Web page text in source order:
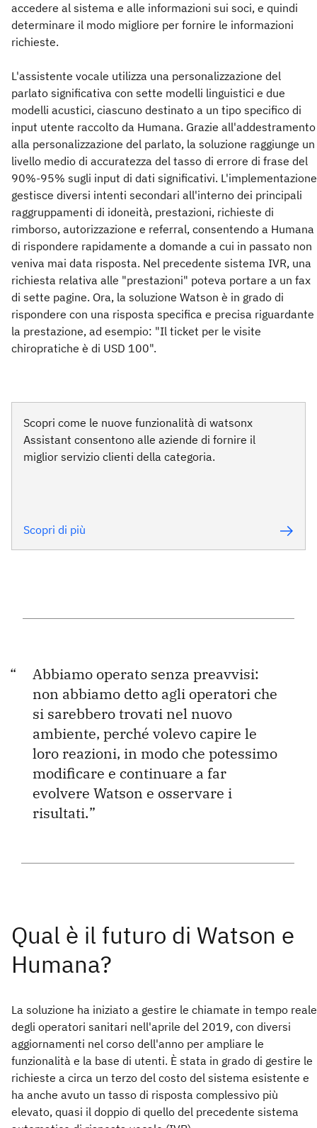
accedere al sistema e alle informazioni sui soci, e quindi
determinare il modo migliore per fornire le informazioni
richieste.
L'assistente vocale utilizza una personalizzazione del
parlato significativa con sette modelli linguistici e due
modelli acustici, ciascuno destinato a un tipo specifico di
input utente raccolto da Humana. Grazie all'addestramento
alla personalizzazione del parlato, la soluzione raggiunge un
livello medio di accuratezza del tasso di errore di frase del
90%-95% sugli input di dati significativi. L'implementazione
gestisce diversi intenti secondari all'interno dei principali
raggruppamenti di idoneità, prestazioni, richieste di
rimborso, autorizzazione e referral, consentendo a Humana
di rispondere rapidamente a domande a cui in passato non
veniva mai data risposta. Nel precedente sistema IVR, una
richiesta relativa alle "prestazioni" poteva portare a un fax
di sette pagine. Ora, la soluzione Watson è in grado di
rispondere con una risposta specifica e precisa riguardante
la prestazione, ad esempio: "Il ticket per le visite
chiropratiche è di USD 100".
Scopri come le nuove funzionalità di watsonx
Assistant consentono alle aziende di fornire il
miglior servizio clienti della categoria.
Scopri di più
Abbiamo operato senza preavvisi:
non abbiamo detto agli operatori che
si sarebbero trovati nel nuovo
ambiente, perché volevo capire le
loro reazioni, in modo che potessimo
modificare e continuare a far
evolvere Watson e osservare i
risultati.
La soluzione ha iniziato a gestire le chiamate in tempo reale
degli operatori sanitari nell'aprile del 2019, con diversi
aggiornamenti nel corso dell'anno per ampliare le
funzionalità e la base di utenti. È stata in grado di gestire le
richieste a circa un terzo del costo del sistema esistente e
ha anche avuto un tasso di risposta complessivo più
elevato, quasi il doppio di quello del precedente sistema